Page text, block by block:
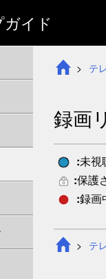
イド
テ
録画
:未視
:保護
:録画
テ